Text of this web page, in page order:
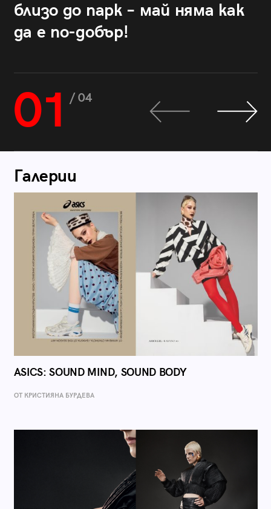
близо до парк – май няма как
да е по-добър!
01 / 04
Галерии
ASICS: SOUND MIND, SOUND BODY
ОТ КРИСТИЯНА БУРДЕВА